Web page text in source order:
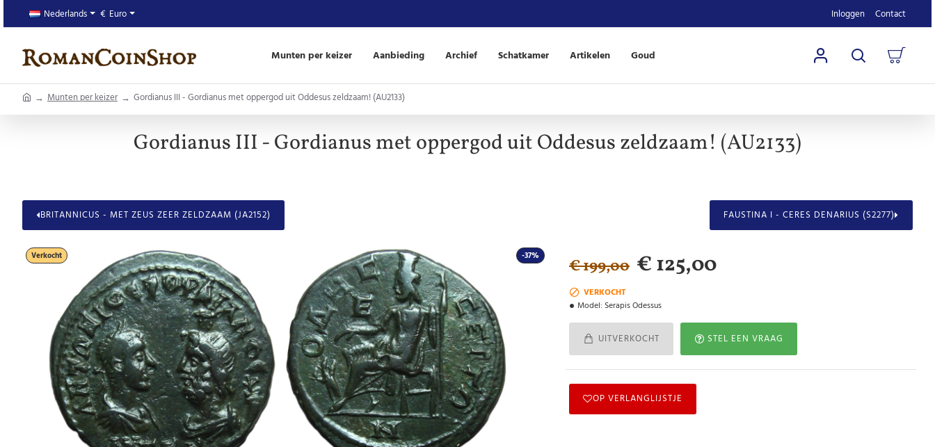
Nederlands € Euro Inloggen Contact
Munten per keizer Aanbieding Archief Schatkamer Artikelen Goud
homeMunten per keizer Gordianus III - Gordianus met oppergod uit Oddesus zeldzaam! (AU2133)
Gordianus III - Gordianus met oppergod uit Oddesus zeldzaam! (AU2133)
BRITANNICUS - MET ZEUS ZEER ZELDZAAM (JA2152) FAUSTINA I - CERES DENARIUS (S2277)
-37%
Verkocht
VERKOCHT
Model: Serapis Odessus
€ 125,00
€ 199,00
UITVERKOCHT STEL EEN VRAAG
OP VERLANGLIJSTJE